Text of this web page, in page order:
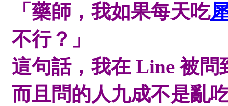
「藥師，我如果每天吃
不行？」
這句話，我在 Line 被問
而且問的人九成不是亂